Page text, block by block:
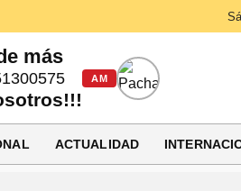
más
AM
ACTUALIDAD